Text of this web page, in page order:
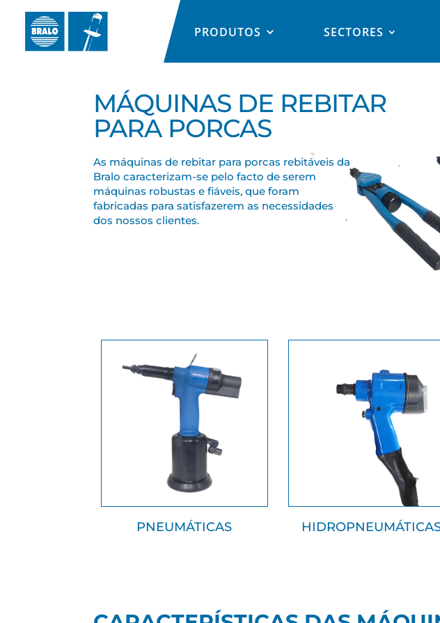
PRODUTOS SECTORES
MÁQUINAS DE REBITAR
PARA PORCAS
As máquinas de rebitar para porcas rebitáveis da
Bralo caracterizam-se pelo facto de serem
máquinas robustas e fiáveis, que foram
fabricadas para satisfazerem as necessidades
dos nossos clientes.
PNEUMÁTICAS